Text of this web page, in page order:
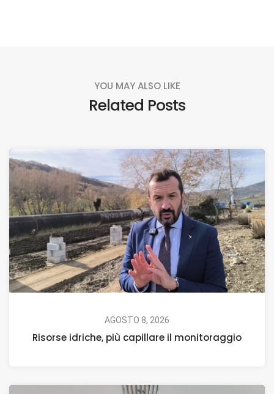
YOU MAY ALSO LIKE
Related Posts
AGOSTO 8, 2026
Risorse idriche, più capillare il monitoraggio